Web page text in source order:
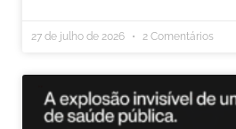
27 de julho de 2026 2 Comentários